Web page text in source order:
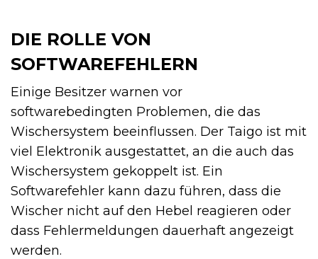
DIE ROLLE VON
SOFTWAREFEHLERN
Einige Besitzer warnen vor
softwarebedingten Problemen, die das
Wischersystem beeinflussen. Der Taigo ist mit
viel Elektronik ausgestattet, an die auch das
Wischersystem gekoppelt ist. Ein
Softwarefehler kann dazu führen, dass die
Wischer nicht auf den Hebel reagieren oder
dass Fehlermeldungen dauerhaft angezeigt
werden.